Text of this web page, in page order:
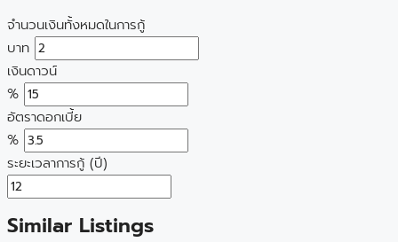
จำนวนเงินทั้งหมดในการกู้
บาท
เงินดาวน์
%
อัตราดอกเบี้ย
%
ระยะเวลาการกู้ (ปี)
Similar Listings